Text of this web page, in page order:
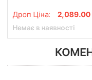
Дроп Ціна: 2,089.00
Немає в наявності